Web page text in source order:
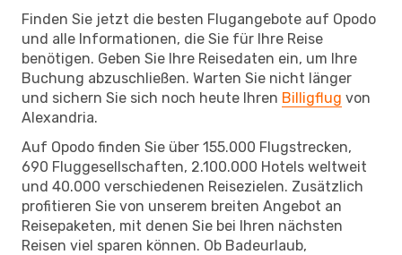
Finden Sie jetzt die besten Flugangebote auf Opodo
und alle Informationen, die Sie für Ihre Reise
benötigen. Geben Sie Ihre Reisedaten ein, um Ihre
Buchung abzuschließen. Warten Sie nicht länger
und sichern Sie sich noch heute Ihren Billigflug von
Alexandria.
Auf Opodo finden Sie über 155.000 Flugstrecken,
690 Fluggesellschaften, 2.100.000 Hotels weltweit
und 40.000 verschiedenen Reisezielen. Zusätzlich
profitieren Sie von unserem breiten Angebot an
Reisepaketen, mit denen Sie bei Ihren nächsten
Reisen viel sparen können. Ob Badeurlaub,